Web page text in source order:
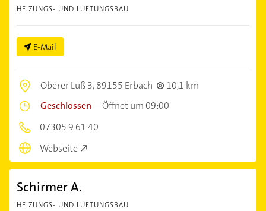
HEIZUNGS- UND LÜFTUNGSBAU
E-Mail
Oberer Luß 3,89155 Erbach
10,1 km
Geschlossen –Öffnet um 09:00
07305 9 61 40
Webseite
Schirmer A.
HEIZUNGS- UND LÜFTUNGSBAU